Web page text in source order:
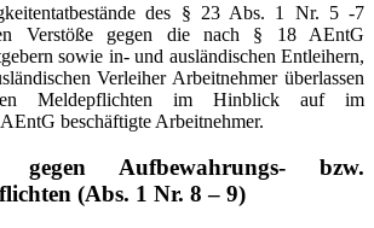
des § 23 Abs. 1 Nr. 5 -7
Verstöße gegen die nach § 18 AEntG
sowie in- und ausländischen Entleihern,
Verleiher Arbeitnehmer überlassen
Meldepflichten im Hinblick auf im
beschäftigte Arbeitnehmer.
gegen Aufbewahrungs- bzw.
(Abs. 1 Nr. 8 – 9)